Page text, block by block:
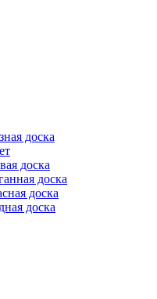
доска
доска
доска
доска
доска